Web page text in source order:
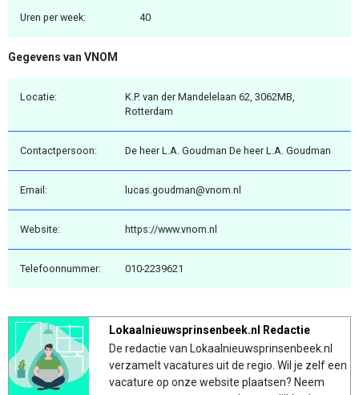
Uren per week: 40
Gegevens van VNOM
Locatie:
K.P. van der Mandelelaan 62, 3062MB,
Rotterdam
Contactpersoon: De heer L.A. Goudman De heer L.A. Goudman
Email: lucas.goudman@vnom.nl
Website: https://www.vnom.nl
Telefoonnummer: 010-2239621
Lokaalnieuwsprinsenbeek.nl Redactie
De redactie van Lokaalnieuwsprinsenbeek.nl
verzamelt vacatures uit de regio. Wil je zelf een
vacature op onze website plaatsen? Neem